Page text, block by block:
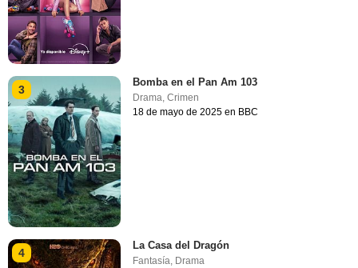
3
Bomba en el Pan Am 103
Drama,Crimen
18 de mayo de 2025 en BBC
4
La Casa del Dragón
Fantasía Drama